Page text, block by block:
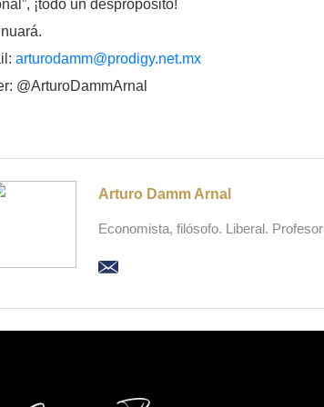
¡todo un despropósito!
arturodamm@prodigy.net.mx
@ArturoDammArnal
Arturo Damm Arnal
Economista, filósofo. Liberal.